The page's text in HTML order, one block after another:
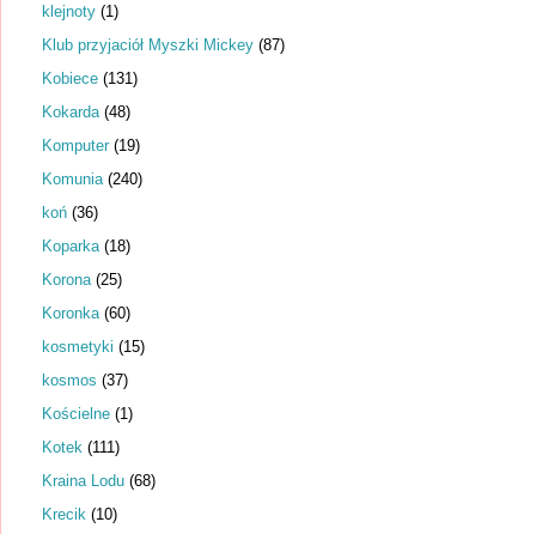
klejnoty (1)
Klub przyjaciół Myszki Mickey (87)
Kobiece (131)
Kokarda (48)
Komputer (19)
Komunia (240)
koń (36)
Koparka (18)
Korona (25)
Koronka (60)
kosmetyki (15)
kosmos (37)
Kościelne (1)
Kotek (111)
Kraina Lodu (68)
Krecik (10)